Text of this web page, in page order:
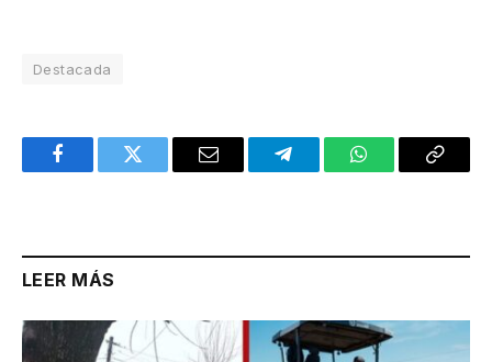
Destacada
FacebookTwitter Email TelegramWhatsAppCopy
LEER MÁS